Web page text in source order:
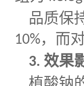
品质保
10%，而
3. 效果